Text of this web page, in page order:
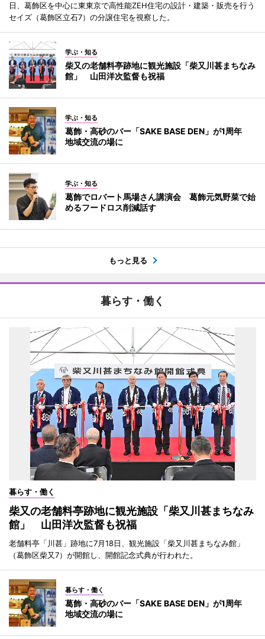
日、葛飾区を中心に東東京で高性能ZEH住宅の設計・建築・販売を行う
セイズ（葛飾区立石7）の分譲住宅を視察した。
学ぶ・知る
柴又の老舗料亭跡地に観光施設「柴又川甚まちなみ
館」 山田洋次監督も祝福
学ぶ・知る
葛飾・高砂のバー「SAKE BASE DEN」が1周年
地域交流の場に
学ぶ・知る
葛飾でロバート馬場さん講演会 葛飾元気野菜で始
めるフードロス削減話す
もっと見る
暮らす・働く
暮らす・働く
柴又の老舗料亭跡地に観光施設「柴又川甚まちなみ
館」 山田洋次監督も祝福
老舗料亭「川甚」跡地に7月18日、観光施設「柴又川甚まちなみ館」
（葛飾区柴又7）が開館し、開館記念式典が行われた。
暮らす・働く
葛飾・高砂のバー「SAKE BASE DEN」が1周年
地域交流の場に